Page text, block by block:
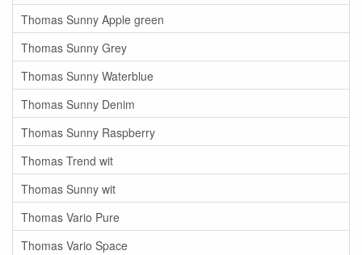
Thomas Sunny Apple green
Thomas Sunny Grey
Thomas Sunny Waterblue
Thomas Sunny Denim
Thomas Sunny Raspberry
Thomas Trend wit
Thomas Sunny wit
Thomas Vario Pure
Thomas Vario Space